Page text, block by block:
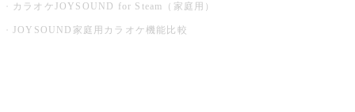
カラオケJOYSOUND for Steam（家庭用）
JOYSOUND家庭用カラオケ機能比較